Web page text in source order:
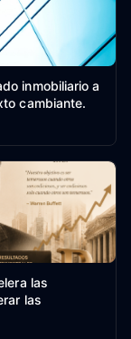
inmobiliario a
cambiante.
las
las